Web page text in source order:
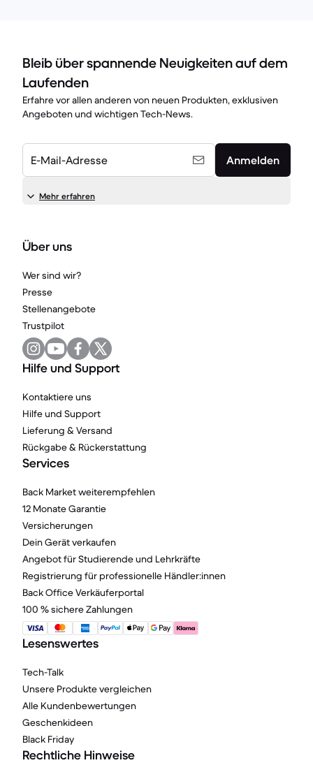
Bleib über spannende Neuigkeiten auf dem
Laufenden
Erfahre vor allen anderen von neuen Produkten, exklusiven
Angeboten und wichtigen Tech-News.
E-Mail-Adresse Anmelden
Mehr erfahren
Über uns
Wer sind wir?
Presse
Stellenangebote
Trustpilot
Hilfe und Support
Kontaktiere uns
Hilfe und Support
Lieferung & Versand
Rückgabe & Rückerstattung
Services
Back Market weiterempfehlen
12 Monate Garantie
Versicherungen
Dein Gerät verkaufen
Angebot für Studierende und Lehrkräfte
Registrierung für professionelle Händler:innen
Back Office Verkäuferportal
100 % sichere Zahlungen
Lesenswertes
Tech-Talk
Unsere Produkte vergleichen
Alle Kundenbewertungen
Geschenkideen
Black Friday
Rechtliche Hinweise